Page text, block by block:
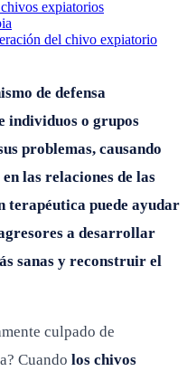
expiatorios
del chivo expiatorio
de defensa
individuos o grupos
problemas, causando
las relaciones de las
terapéutica puede ayudar
a desarrollar
sanas y reconstruir el
culpado de
Cuando los chivos